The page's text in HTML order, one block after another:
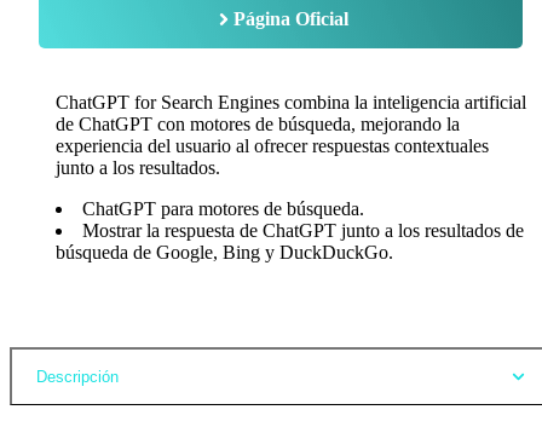
Página Oficial
ChatGPT for Search Engines combina la inteligencia artificial
de ChatGPT con motores de búsqueda, mejorando la
experiencia del usuario al ofrecer respuestas contextuales
junto a los resultados.
ChatGPT para motores de búsqueda.
Mostrar la respuesta de ChatGPT junto a los resultados de
búsqueda de Google, Bing y DuckDuckGo.
Descripción